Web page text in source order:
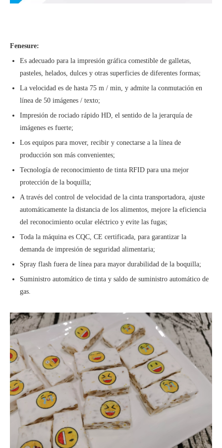
Fenesure:
Es adecuado para la impresión gráfica comestible de galletas,
pasteles, helados, dulces y otras superficies de diferentes formas;
La velocidad es de hasta 75 m / min, y admite la conmutación en
línea de 50 imágenes / texto;
Impresión de rociado rápido HD, el sentido de la jerarquía de
imágenes es fuerte;
Los equipos para mover, recibir y conectarse a la línea de
producción son más convenientes;
Tecnología de reconocimiento de tinta RFID para una mejor
protección de la boquilla;
A través del control de velocidad de la cinta transportadora, ajuste
automáticamente la distancia de los alimentos, mejore la eficiencia
del reconocimiento ocular eléctrico y evite las fugas;
Toda la máquina es CQC, CE certificada, para garantizar la
demanda de impresión de seguridad alimentaria;
Spray flash fuera de línea para mayor durabilidad de la boquilla;
Suministro automático de tinta y saldo de suministro automático de
gas.